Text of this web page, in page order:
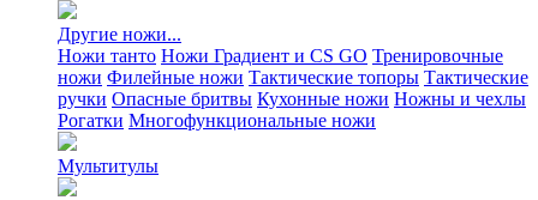
Другие ножи...
Ножи танто Ножи Градиент и CS GO Тренировочные
ножи Филейные ножи Тактические топоры Тактические
ручки Опасные бритвы Кухонные ножи Ножны и чехлы
Рогатки Многофункциональные ножи
Мультитулы